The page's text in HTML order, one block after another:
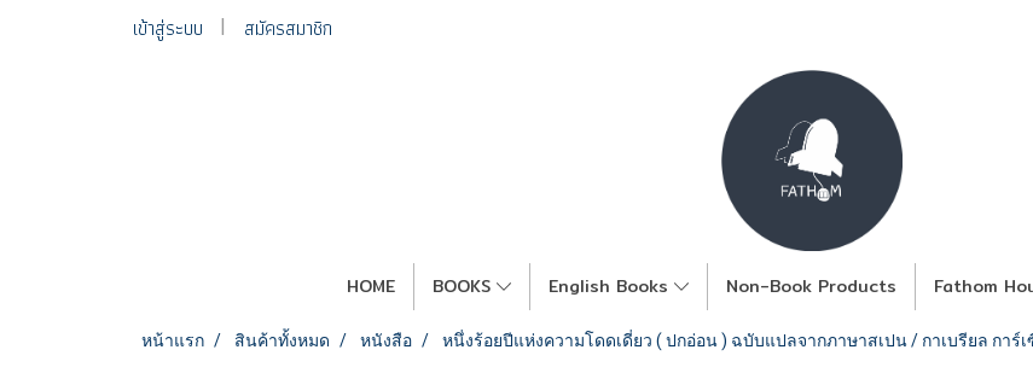
เข้าสู่ระบบ สมัครสมาชิก
HOME BOOKS English Books Non-Book Products Fathom
หน้าแรก สินค้าทั้งหมด หนังสือ หนึ่งร้อยปีแห่งความโดดเดี่ยว ( ปกอ่อน ) ฉบับแปลจากภาษาสเปน / กาเบรียล การ์เ